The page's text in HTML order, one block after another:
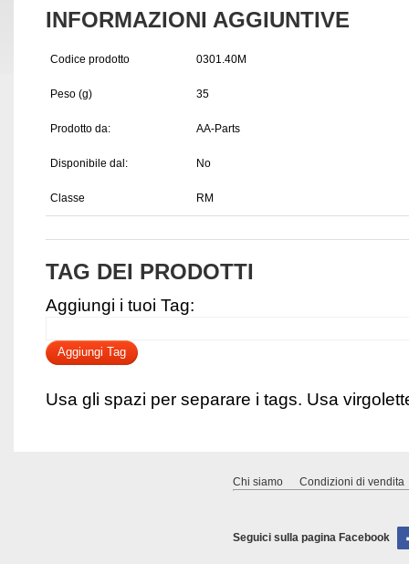
INFORMAZIONI AGGIUNTIVE
Codice prodotto 0301.40M
Peso (g) 35
Prodotto da: AA-Parts
Disponibile dal: No
Classe RM
TAG DEI PRODOTTI
Aggiungi i tuoi Tag:
Aggiungi Tag
Usa gli spazi per separare i tags. Usa
Chi siamo Condizioni di vendita
Seguici sulla pagina Facebook